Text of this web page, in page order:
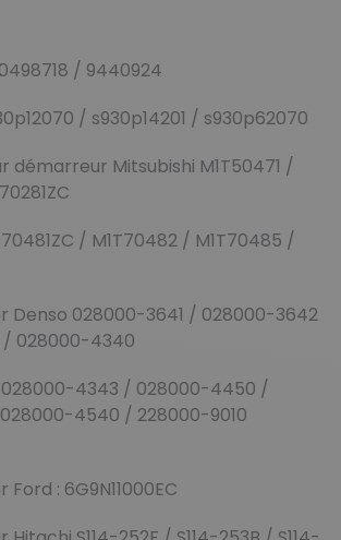
/ 9440924
/ s930p14201 / s930p62070
démarreur Mitsubishi M1T50471 /
/ M1T70482 / M1T70485 /
Denso 028000-3641 / 028000-3642
028000-4340
4343 / 028000-4450 /
4540 / 228000-9010
: 6G9N11000EC